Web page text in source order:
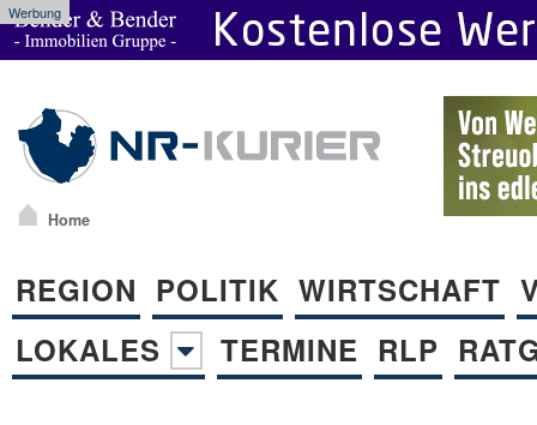
Werbung
Home
REGION POLITIK WIRTSCHAFT
LOKALES
TERMINE RLP